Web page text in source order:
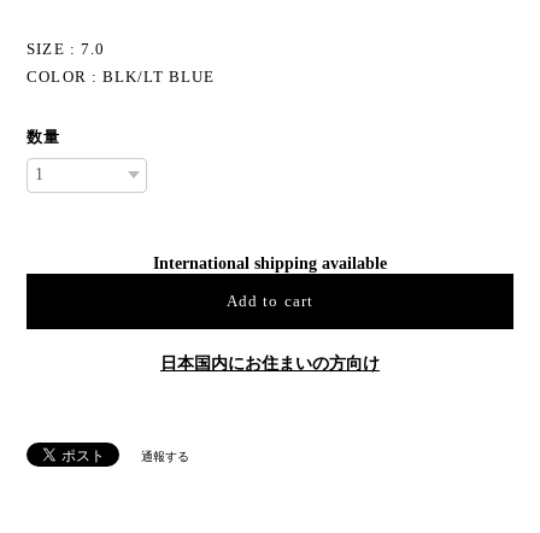
SIZE : 7.0
COLOR : BLK/LT BLUE
数量
International shipping available
Add to cart
日本国内にお住まいの方向け
通報する